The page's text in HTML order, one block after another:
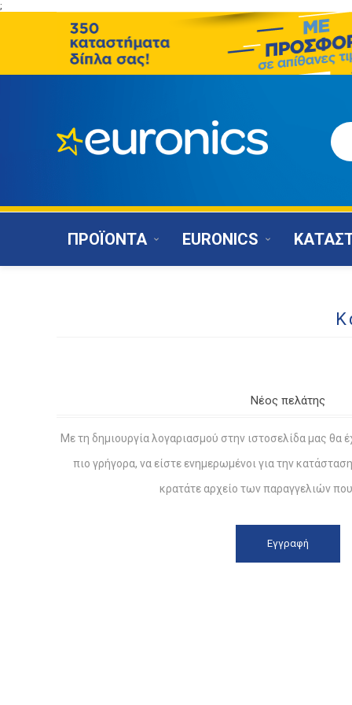
;
ΠΡΟΪΟΝΤΑ EURONICS
Νέος πελάτης
Με τη δημιουργία λογαριασμού στην ιστοσελίδα μας θα
πιο γρήγορα, να είστε ενημερωμένοι για την
κρατάτε αρχείο των παραγγελιών που